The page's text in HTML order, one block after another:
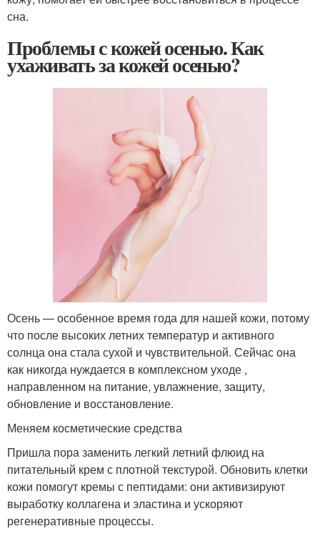
сна.
Проблемы с кожей осенью. Как
ухаживать за кожей осенью?
Осень — особенное время года для нашей кожи, потому
что после высоких летних температур и активного
солнца она стала сухой и чувствительной. Сейчас она
как никогда нуждается в комплексном уходе ,
направленном на питание, увлажнение, защиту,
обновление и восстановление.
Меняем косметические средства
Пришла пора заменить легкий летний флюид на
питательный крем с плотной текстурой. Обновить клетки
кожи помогут кремы с пептидами: они активизируют
выработку коллагена и эластина и ускоряют
регенеративные процессы.